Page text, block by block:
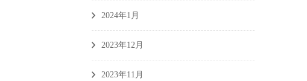
2024年1月
2023年12月
2023年11月